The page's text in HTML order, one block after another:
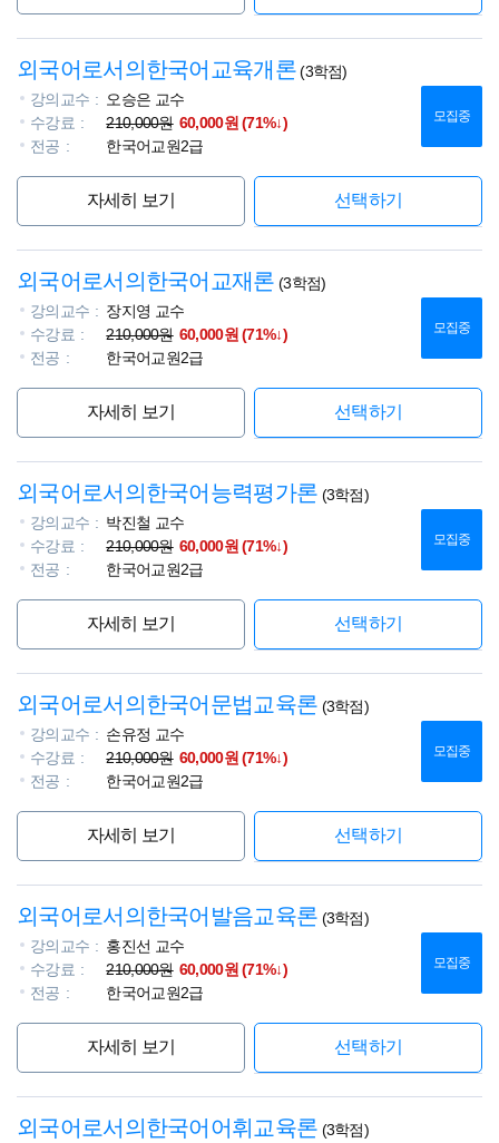
외국어로서의한국어교육개론(3학점)
강의교수
오승은 교수
수강료
210,000원 60,000원 (71%↓)
전공
한국어교원2급
모집중
자세히 보기 선택하기
외국어로서의한국어교재론 (3학점)
강의교수
장지영 교수
수강료
210,000원 60,000원 (71%↓)
전공
한국어교원2급
모집중
자세히 보기 선택하기
외국어로서의한국어능력평가론 (3학점)
강의교수
박진철 교수
수강료
210,000원 60,000원 (71%↓)
전공
한국어교원2급
모집중
자세히 보기 선택하기
외국어로서의한국어문법교육론 (3학점)
강의교수
손유정 교수
수강료
210,000원 60,000원 (71%↓)
전공
한국어교원2급
모집중
자세히 보기 선택하기
외국어로서의한국어발음교육론 (3학점)
강의교수
홍진선 교수
수강료
210,000원 60,000원 (71%↓)
전공
한국어교원2급
모집중
자세히 보기 선택하기
외국어로서의한국어어휘교육론 (3학점)